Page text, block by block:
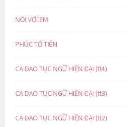
NÓI VỚI EM
PHÚC TỔ TIÊN
CA DAO TỤC NGỮ HIỆN ĐẠI (tt4)
CA DAO TỤC NGỮ HIỆN ĐẠI (tt3)
CA DAO TỤC NGỮ HIỆN ĐẠI (tt2)